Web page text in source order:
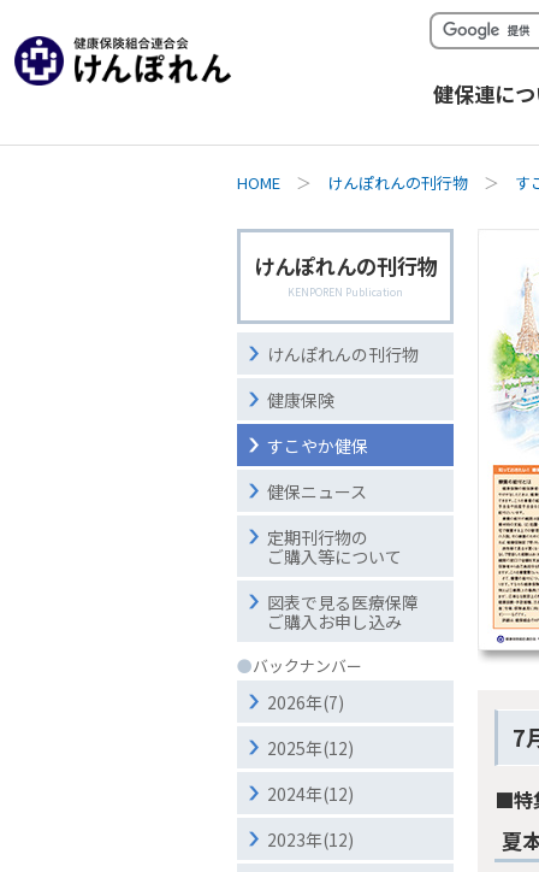
健保連に
HOME ＞ けんぽれんの刊行物 ＞ す
7
■特
夏
けんぽれんの刊行物
KENPOREN Publication
けんぽれんの刊行物
健康保険
すこやか健保
健保ニュース
定期刊行物の
ご購入等について
図表で見る医療保障
ご購入お申し込み
●バックナンバー
2026年(7)
2025年(12)
2024年(12)
2023年(12)